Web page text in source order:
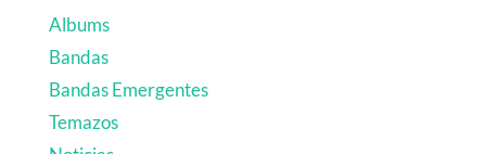
Albums
Bandas
Bandas Emergentes
Temazos